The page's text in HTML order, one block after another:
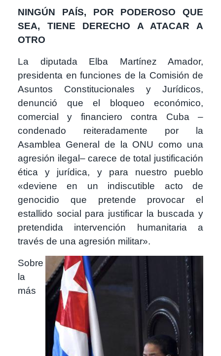
NINGÚN PAÍS, POR PODEROSO QUE
SEA, TIENE DERECHO A ATACAR A
OTRO
La diputada Elba Martínez Amador,
presidenta en funciones de la Comisión de
Asuntos Constitucionales y Jurídicos,
denunció que el bloqueo económico,
comercial y financiero contra Cuba –
condenado reiteradamente por la
Asamblea General de la ONU como una
agresión ilegal– carece de total justificación
ética y jurídica, y para nuestro pueblo
«deviene en un indiscutible acto de
genocidio que pretende provocar el
estallido social para justificar la buscada y
pretendida intervención humanitaria a
través de una agresión militar».
Imagen
Sobre
la
más